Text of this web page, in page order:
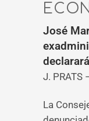
José
J. PRATS
La